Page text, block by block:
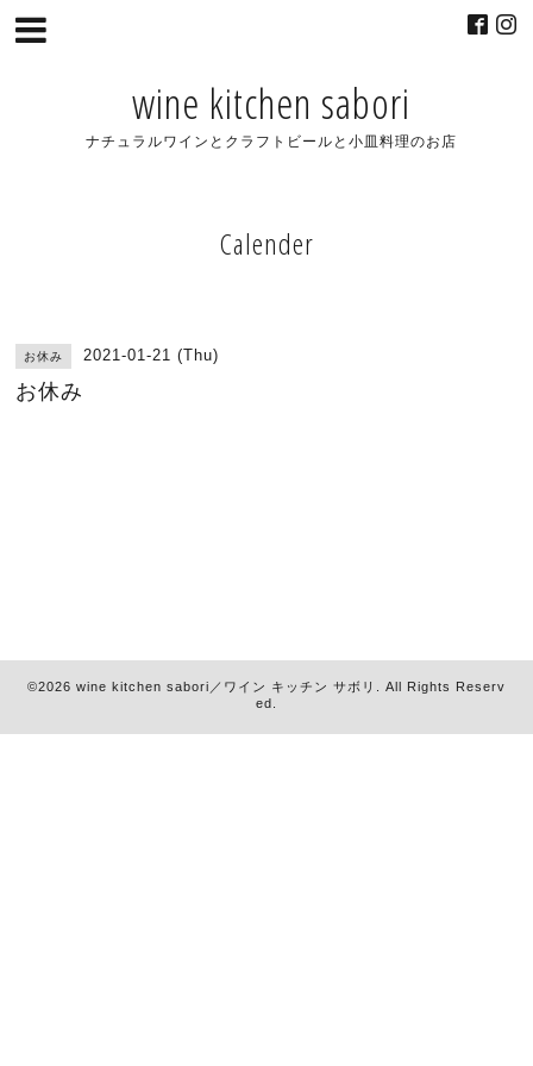
wine kitchen sabori
ナチュラルワインとクラフトビールと小皿料理のお店
Calender
お休み 2021-01-21 (Thu)
お休み
©2026 wine kitchen sabori／ワイン キッチン サボリ
. All Rights Reserv
ed.